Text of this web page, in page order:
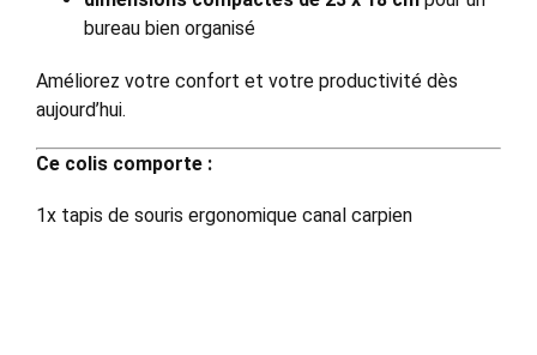
bureau bien organisé
Améliorez votre confort et votre productivité dès
aujourd’hui.
Ce colis comporte :
1x tapis de souris ergonomique canal carpien